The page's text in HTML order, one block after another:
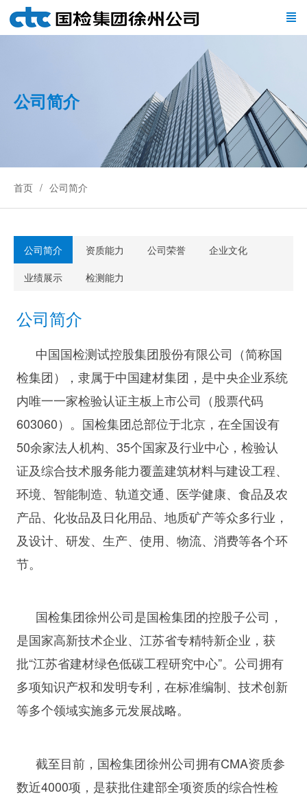
公司简介
首页 公司简介
公司简介 资质能力 公司荣誉
企业文化
业绩展示
检测能力
公司简介
中国国检测试控股集团股份有限公司（简称国
检集团），隶属于中国建材集团，是中央企业系统
内唯一一家检验认证主板上市公司（股票代码
603060）。国检集团总部位于北京，在全国设有
50余家法人机构、35个国家及行业中心，检验认
证及综合技术服务能力覆盖建筑材料与建设工程、
环境、智能制造、轨道交通、医学健康、食品及农
产品、化妆品及日化用品、地质矿产等众多行业，
及设计、研发、生产、使用、物流、消费等各个环
节。
国检集团徐州公司是国检集团的控股子公司，
是国家高新技术企业、江苏省专精特新企业，获
批“江苏省建材绿色低碳工程研究中心”。公司拥有
多项知识产权和发明专利，在标准编制、技术创新
等多个领域实施多元发展战略。
截至目前，国检集团徐州公司拥有CMA资质参
数近4000项，是获批住建部全项资质的综合性检